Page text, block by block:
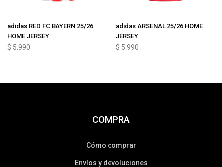
adidas RED FC BAYERN 25/26
HOME JERSEY
$ 5.990
adidas ARSENAL 25/26 HOME
JERSEY
$ 5.990
COMPRA
Cómo comprar
Envíos y devoluciones